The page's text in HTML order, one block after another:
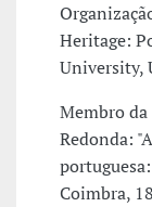
Heritage:
University,
Membro da
Redonda:
Coimbra,